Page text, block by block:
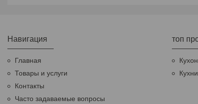
Навигация
Главная
Товары и услуги
Контакты
Часто задаваемые вопросы
топ